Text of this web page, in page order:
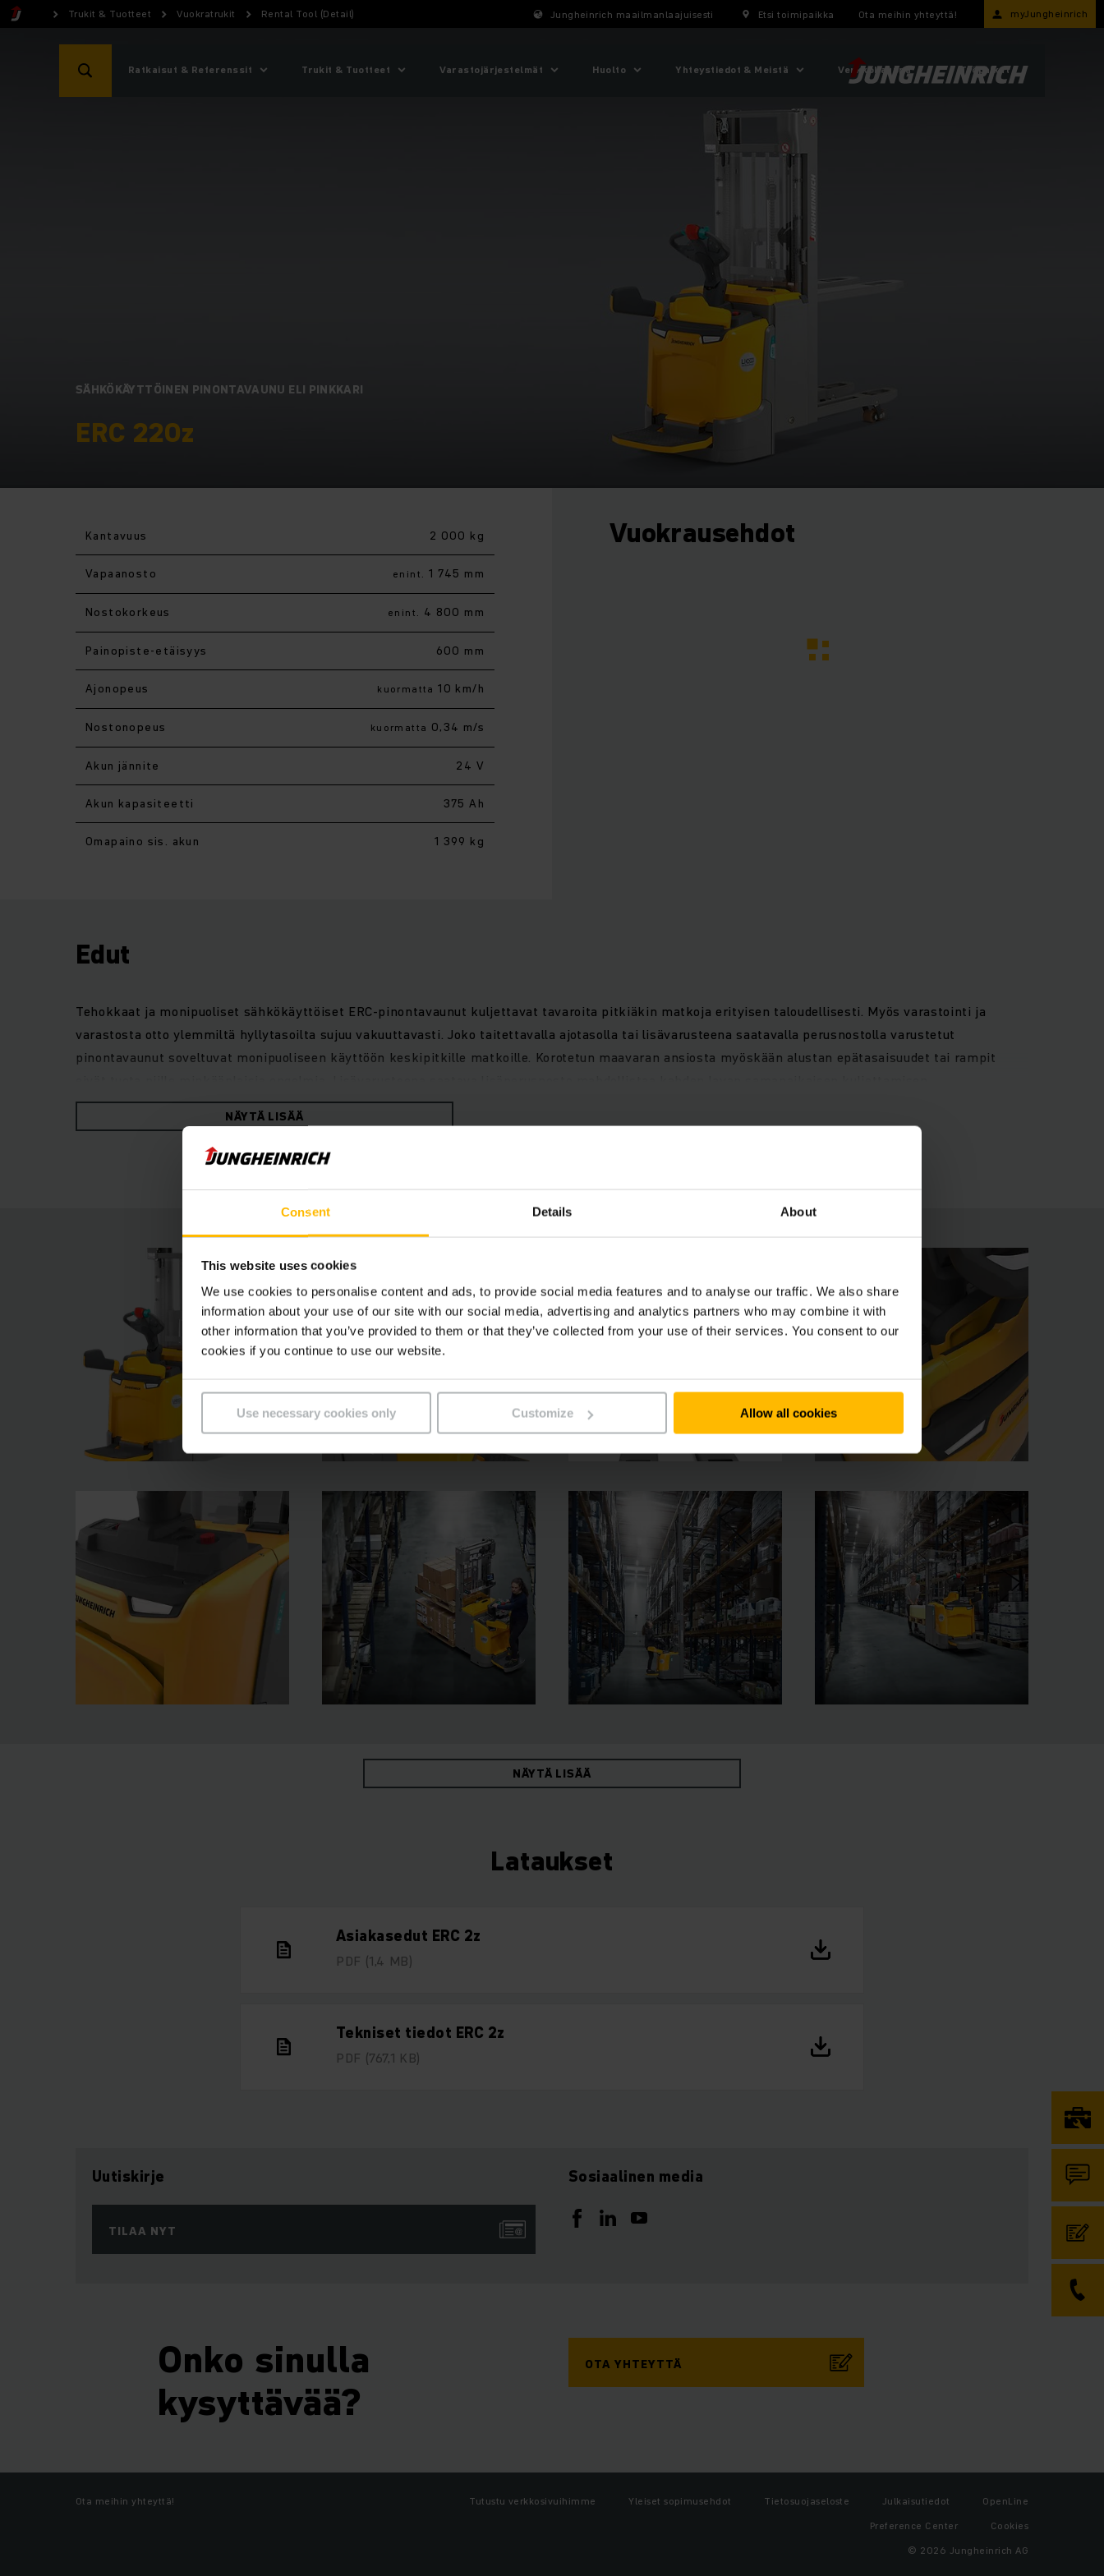
Consent Details About
This website uses cookies
We use cookies to personalise content and ads, to provide social media features and to analyse our traffic. We also share
information about your use of our site with our social media, advertising and analytics partners who may combine it with
other information that you’ve provided to them or that they’ve collected from your use of their services. You consent to our
cookies if you continue to use our website.
Use necessary cookies only Customize Allow all cookies
Trukit & Tuotteet Vuokratrukit Rental Tool (Detail) Jungheinrich maailmanlaajuisesti Etsi toimipaikka Ota meihin yhteyttä! myJungheinrich
Ratkaisut & Referenssit Trukit & Tuotteet Varastojärjestelmät Huolto Yhteystiedot & Meistä Verkkokauppa Työpaikat
SÄHKÖKÄYTTÖINEN PINONTAVAUNU ELI PINKKARI
ERC 220z
Kantavuus 2 000 kg
Vapaanosto enint. 1 745 mm
Nostokorkeus enint. 4 800 mm
Painopiste-etäisyys 600 mm
Ajonopeus kuormatta 10 km/h
Nostonopeus kuormatta 0,34 m/s
Akun jännite 24 V
Akun kapasiteetti 375 Ah
Omapaino sis. akun 1 399 kg
Vuokrausehdot
Edut
Tehokkaat ja monipuoliset sähkökäyttöiset ERC-pinontavaunut kuljettavat tavaroita pitkiäkin matkoja erityisen taloudellisesti. Myös varastointi ja
varastosta otto ylemmiltä hyllytasoilta sujuu vakuuttavasti. Joko taitettavalla ajotasolla tai lisävarusteena saatavalla perusnostolla varustetut
pinontavaunut soveltuvat monipuoliseen käyttöön keskipitkille matkoille. Korotetun maavaran ansiosta myöskään alustan epätasaisuudet tai rampit
kaksikerroskäytössä, mikä nopeuttaa tavaroiden käsittelyä tuntuvasti. Tehokas ja erityisen tarkka nostomoottori takaa pehmeät ja materiaaleja
suojaavat nosto- ja laskutoiminnot jopa kuuden metrin nostokorkeuksissa. Varastoarjen turvallisuutta ja tehokkuutta lisäävät myös nelipyöräkonsepti ja
lisävarusteena saatavat kuljettajaa avustavat järjestelmät, kuten ylikuormituksesta varoittava operationCONTROL-järjestelmä tai nostokorkeuden
NÄYTÄ LISÄÄ
NÄYTÄ LISÄÄ
Lataukset
Asiakasedut ERC 2z
PDF (1,4 MB)
Tekniset tiedot ERC 2z
PDF (767,1 KB)
Uutiskirje
TILAA NYT
Sosiaalinen media
Onko sinulla
kysyttävää?
OTA YHTEYTTÄ
Ota meihin yhteyttä! Tutustu verkkosivuihimme Yleiset sopimusehdot Tietosuojaseloste Julkaisutiedot
OpenLine
Preference Center
Cookies
© 2026 Jungheinrich AG